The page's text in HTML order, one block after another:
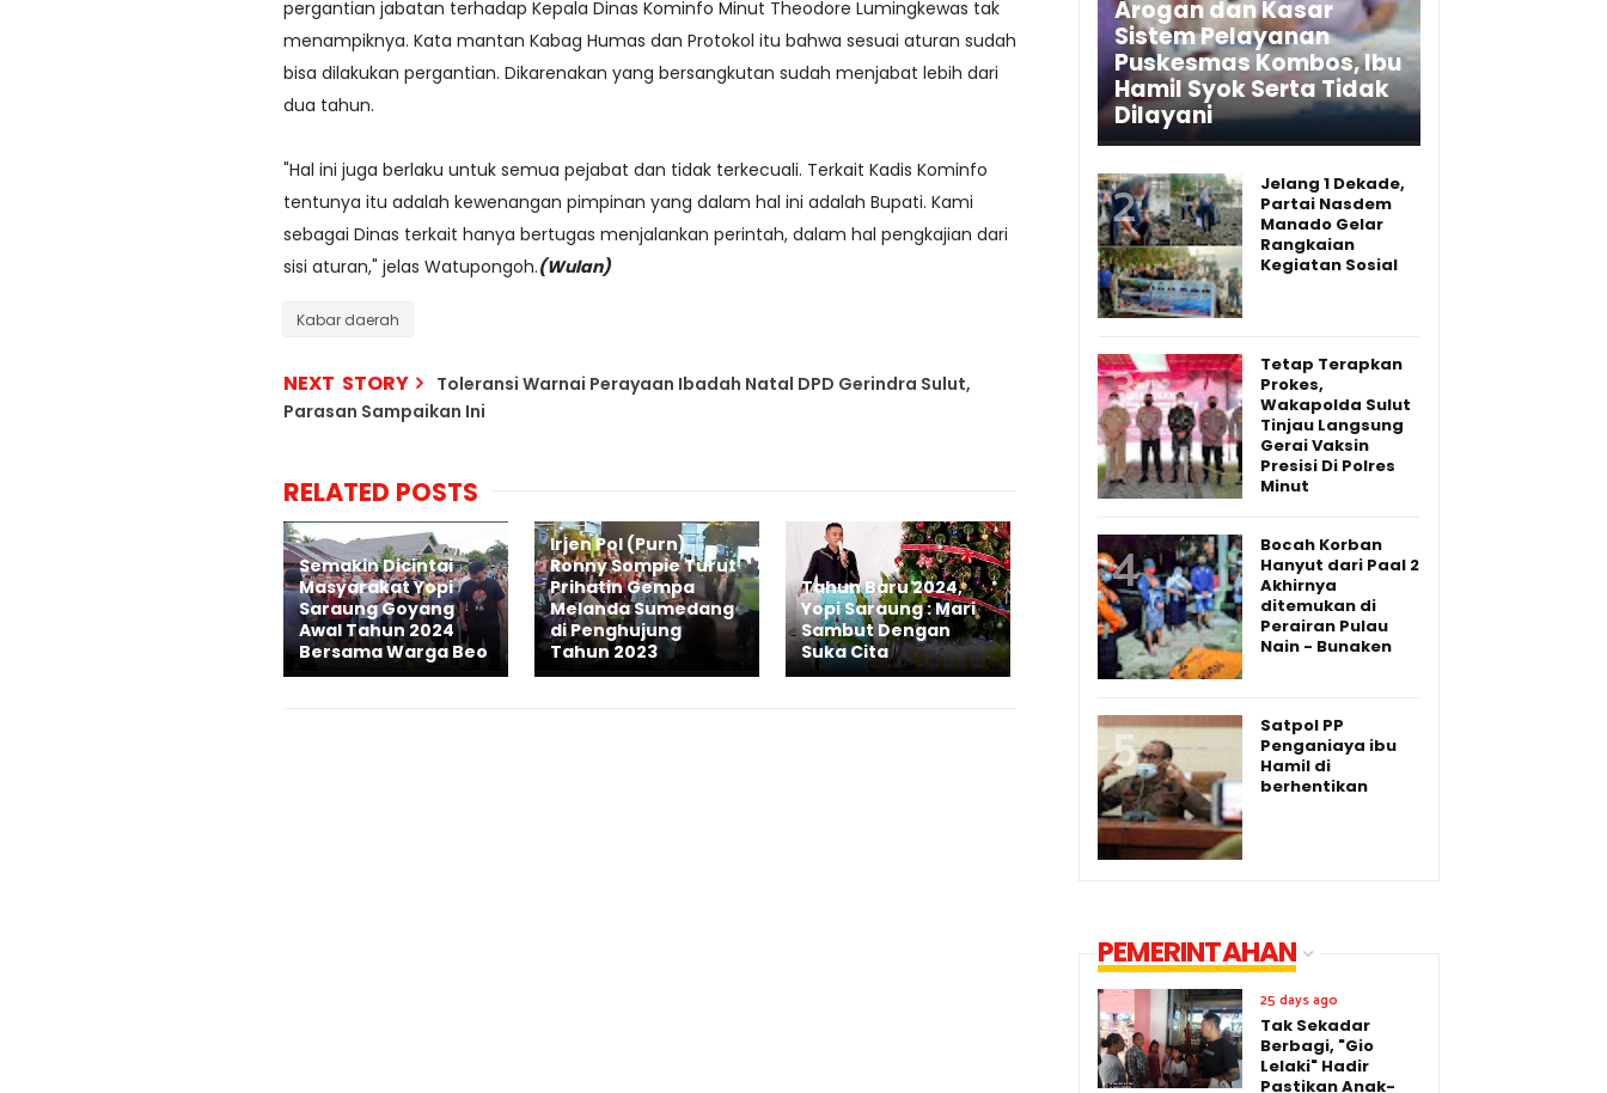
pergantian jabatan terhadap Kepala Dinas Kominfo Minut Theodore Lumingkewas tak
menampiknya. Kata mantan Kabag Humas dan Protokol itu bahwa sesuai aturan sudah
bisa dilakukan pergantian. Dikarenakan yang bersangkutan sudah menjabat lebih dari
dua tahun.
"Hal ini juga berlaku untuk semua pejabat dan tidak terkecuali. Terkait Kadis Kominfo
tentunya itu adalah kewenangan pimpinan yang dalam hal ini adalah Bupati. Kami
sebagai Dinas terkait hanya bertugas menjalankan perintah, dalam hal pengkajian dari
sisi aturan," jelas Watupongoh.(Wulan)
Kabar daerah
NEXT STORY
Toleransi Warnai Perayaan Ibadah Natal DPD Gerindra Sulut,
Parasan Sampaikan Ini
RELATED POSTS
Semakin Dicintai
Masyarakat Yopi
Saraung Goyang
Awal Tahun 2024
Bersama Warga Beo
Irjen Pol (Purn)
Ronny Sompie Turut
Prihatin Gempa
Melanda Sumedang
di Penghujung
Tahun 2023
Tahun Baru 2024,
Yopi Saraung : Mari
Sambut Dengan
Suka Cita
Arogan dan Kasar
Sistem Pelayanan
Puskesmas Kombos, Ibu
Hamil Syok Serta Tidak
Dilayani
Jelang 1 Dekade,
Partai Nasdem
Manado Gelar
Rangkaian
Kegiatan Sosial
Tetap Terapkan
Prokes,
Wakapolda Sulut
Tinjau Langsung
Gerai Vaksin
Presisi Di Polres
Minut
Bocah Korban
Hanyut dari Paal 2
Akhirnya
ditemukan di
Perairan Pulau
Nain - Bunaken
Satpol PP
Penganiaya ibu
Hamil di
berhentikan
PEMERINTAHAN
25 days ago
Tak Sekadar
Berbagi, "Gio
Lelaki" Hadir
Pastikan Anak-